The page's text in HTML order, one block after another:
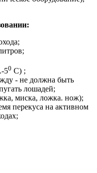
50 С) ;
- не должна быть
лошадей;
миска, ложка. нож);
перекуса на активном